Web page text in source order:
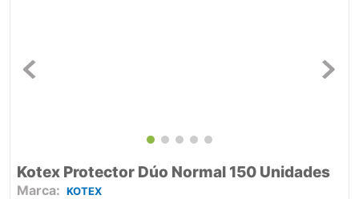
Kotex Protector Dúo Normal 150 Unidades
KOTEX